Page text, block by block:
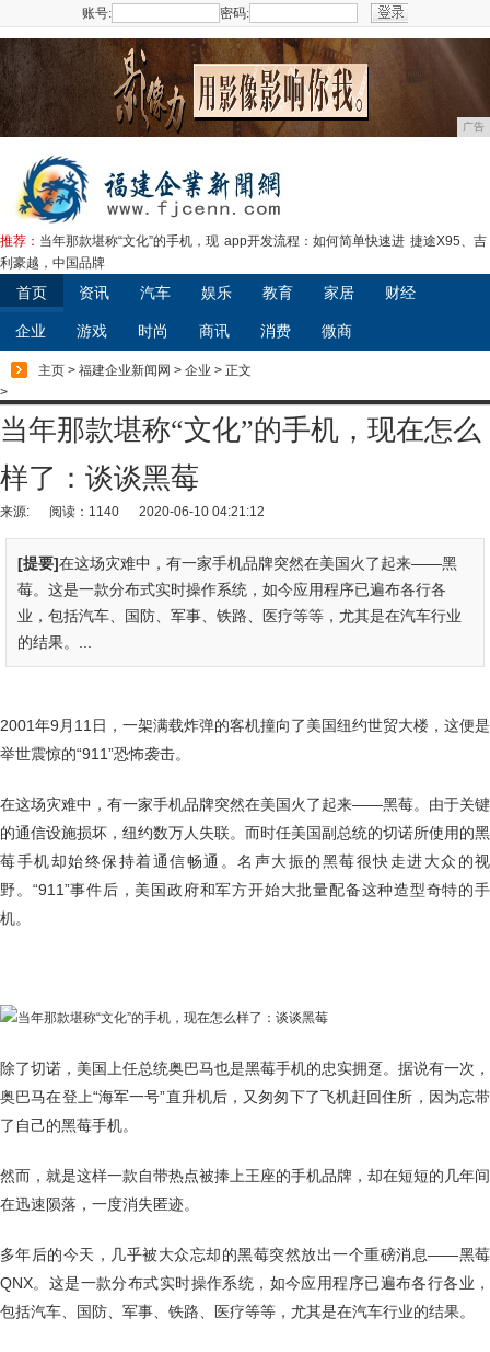
账号: 密码:
广告
推荐： 当年那款堪称“文化”的手机，现 app开发流程：如何简单快速进 捷途X95、吉
利豪越，中国品牌
首页 资讯 汽车 娱乐 教育 家居 财经
企业 游戏 时尚 商讯 消费 微商
主页 > 福建企业新闻网 > 企业 > 正文
>
当年那款堪称“文化”的手机，现在怎么
样了：谈谈黑莓
来源: 阅读：1140 2020-06-10 04:21:12
[提要]在这场灾难中，有一家手机品牌突然在美国火了起来——黑
莓。这是一款分布式实时操作系统，如今应用程序已遍布各行各
业，包括汽车、国防、军事、铁路、医疗等等，尤其是在汽车行业
的结果。...
2001年9月11日，一架满载炸弹的客机撞向了美国纽约世贸大楼，这便是
举世震惊的“911”恐怖袭击。
在这场灾难中，有一家手机品牌突然在美国火了起来——黑莓。由于关键
的通信设施损坏，纽约数万人失联。而时任美国副总统的切诺所使用的黑
莓手机却始终保持着通信畅通。名声大振的黑莓很快走进大众的视
野。“911”事件后，美国政府和军方开始大批量配备这种造型奇特的手
机。
除了切诺，美国上任总统奥巴马也是黑莓手机的忠实拥趸。据说有一次，
奥巴马在登上“海军一号”直升机后，又匆匆下了飞机赶回住所，因为忘带
了自己的黑莓手机。
然而，就是这样一款自带热点被捧上王座的手机品牌，却在短短的几年间
在迅速陨落，一度消失匿迹。
多年后的今天，几乎被大众忘却的黑莓突然放出一个重磅消息——黑莓
QNX。这是一款分布式实时操作系统，如今应用程序已遍布各行各业，
包括汽车、国防、军事、铁路、医疗等等，尤其是在汽车行业的结果。